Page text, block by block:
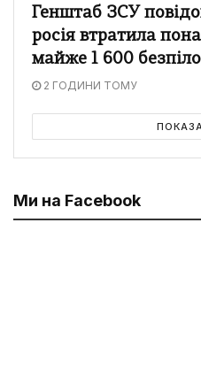
Генштаб ЗСУ
росія втратила
майже 1 600
2 ГОДИНИ ТОМУ
Ми на Facebook